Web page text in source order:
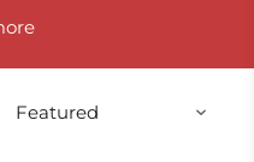
en una
modelos compactos y
que tu mensaje se